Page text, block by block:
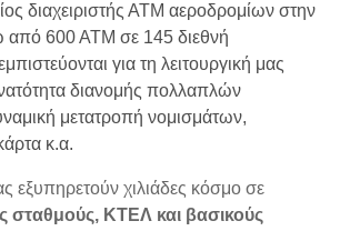
διαχειριστής ΑΤΜ αεροδρομίων στην
600 ΑΤΜ σε 145 διεθνή
για τη λειτουργική μας
διανομής πολλαπλών
μετατροπή νομισμάτων,
κ.α.
εξυπηρετούν χιλιάδες κόσμο σε
σταθμούς, ΚΤΕΛ και βασικούς